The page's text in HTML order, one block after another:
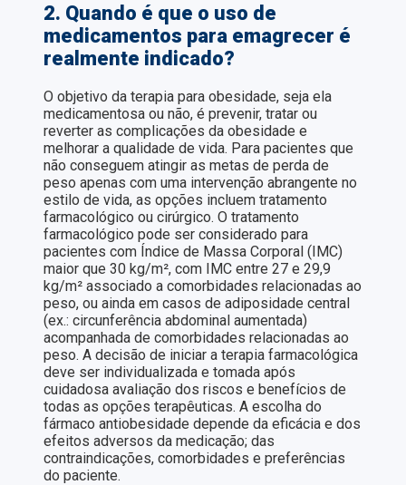
2. Quando é que o uso de
medicamentos para emagrecer é
realmente indicado?
O objetivo da terapia para obesidade, seja ela
medicamentosa ou não, é prevenir, tratar ou
reverter as complicações da obesidade e
melhorar a qualidade de vida. Para pacientes que
não conseguem atingir as metas de perda de
peso apenas com uma intervenção abrangente no
estilo de vida, as opções incluem tratamento
farmacológico ou cirúrgico. O tratamento
farmacológico pode ser considerado para
pacientes com Índice de Massa Corporal (IMC)
maior que 30 kg/m², com IMC entre 27 e 29,9
kg/m² associado a comorbidades relacionadas ao
peso, ou ainda em casos de adiposidade central
(ex.: circunferência abdominal aumentada)
acompanhada de comorbidades relacionadas ao
peso. A decisão de iniciar a terapia farmacológica
deve ser individualizada e tomada após
cuidadosa avaliação dos riscos e benefícios de
todas as opções terapêuticas. A escolha do
fármaco antiobesidade depende da eficácia e dos
efeitos adversos da medicação; das
contraindicações, comorbidades e preferências
do paciente.